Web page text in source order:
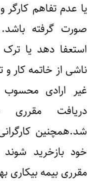
یا عدم تفاهم کارگر
صورت گرفته باشد.
استعفا دهد یا
ناشی از خاتمه کار
غیر ارادی
دریافت مقرری
شد.همچنین
خود بازخرید شوند
مقرری بیمه بیکاری